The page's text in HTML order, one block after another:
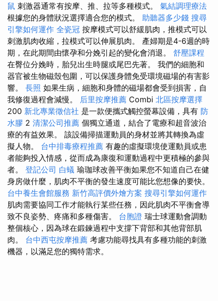
鼠 刺激器通常有按摩、推、拉等多種模式。 氣結調理療法
根據您的身體狀況選擇適合您的模式。 助聽器多少錢 搜尋
引擎如何運作 全瓷冠 按摩模式可以舒緩肌肉，推模式可以
刺激肌肉收縮，拉模式可以伸展肌肉。 產婦期是4-6週的時
期，在此期間由懷孕和分娩引起的變化會消退。 舒壓課程
在臀位分娩時，胎兒出生時腿或尾巴先著。 我們的細胞和
器官被生物磁殼包圍，可以保護身體免受環境磁場的有害影
響。 長照 如果生病，細胞和身體的磁場都會受到損害，自
我修復過程會減慢。 后里按摩推薦 Combi 北區按摩選擇
200 新北專業徵信社 是一款便攜式觸控螢幕設備，具有 防
水膠 2 清潔公司推薦 個獨立通道，結合了電療和超音波治
療的有益效果。 該設備掃描運動員的身材並將其轉換為虛
擬人物。 台中排毒療程推薦 有趣的虛擬環境使運動員或患
者能夠投入情感，從而成為康復和運動過程中更積極的參與
者。 登記公司 白蟻 瑜珈球改善平衡如果您不知道自己在健
身房做什麼，肌肉不平衡的發生速度可能比您想像的要快。
台中養生會館服務 新竹高評價外燴方案 搜尋引擎如何運作
肌肉需要協同工作才能執行某些任務，因此肌肉不平衡會導
致不良姿勢、疼痛和多種傷害。 台胞證 瑞士球運動會調動
整個核心，因為球在鍛鍊過程中支撐下背部和其他背部肌
肉。 台中西屯按摩推薦 考慮功能尋找具有多種功能的刺激
機器，以滿足您的獨特需求。